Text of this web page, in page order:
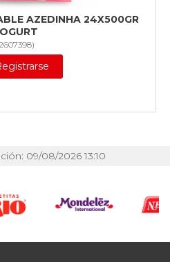
AZEDINHA 24X500GR
)
09/08/2026 13:10